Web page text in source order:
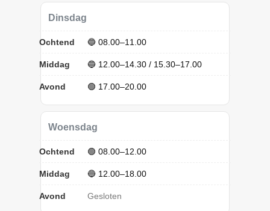
Dinsdag
Ochtend 🔵 08.00–11.00
Middag 🔵 12.00–14.30 / 15.30–17.00
Avond 🟢 17.00–20.00
Woensdag
Ochtend 🟢 08.00–12.00
Middag 🔵 12.00–18.00
Avond Gesloten